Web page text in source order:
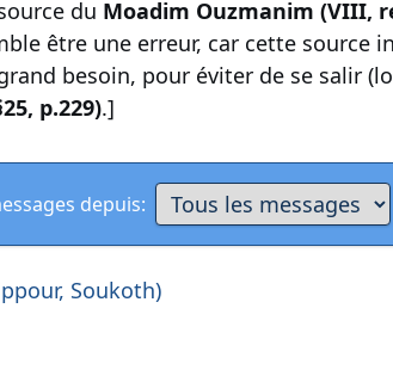
du Moadim Ouzmanim (VIII,
être une erreur, car cette source
besoin, pour éviter de se salir
p.229).]
depuis:
Soukoth)